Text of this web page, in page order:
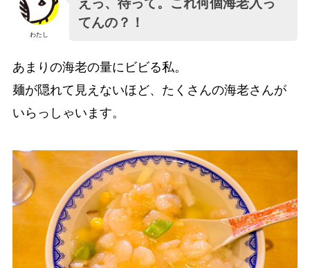
わたし
てんの？！
あまりの海老の量にビビる私。
麺が隠れて見えないほど、たくさんの海老さんが
いらっしゃいます。